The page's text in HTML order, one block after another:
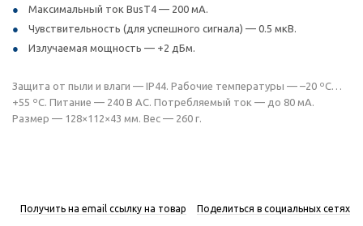
Максимальный ток BusT4 — 200 мА.
Чувствительность (для успешного сигнала) — 0.5 мкВ.
Излучаемая мощность — +2 дБм.
Защита от пыли и влаги — IP44. Рабочие температуры — –20 ºС…
+55 ºС. Питание — 240 В AC. Потребляемый ток — до 80 мA.
Размер — 128×112×43 мм. Вес — 260 г.
Получить на email ссылку на товар Поделиться в социальных сетях